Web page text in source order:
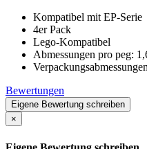
Kompatibel mit EP-Serie
4er Pack
Lego-Kompatibel
Abmessungen pro peg:
Bewertungen
Eigene Bewertung schreiben
×